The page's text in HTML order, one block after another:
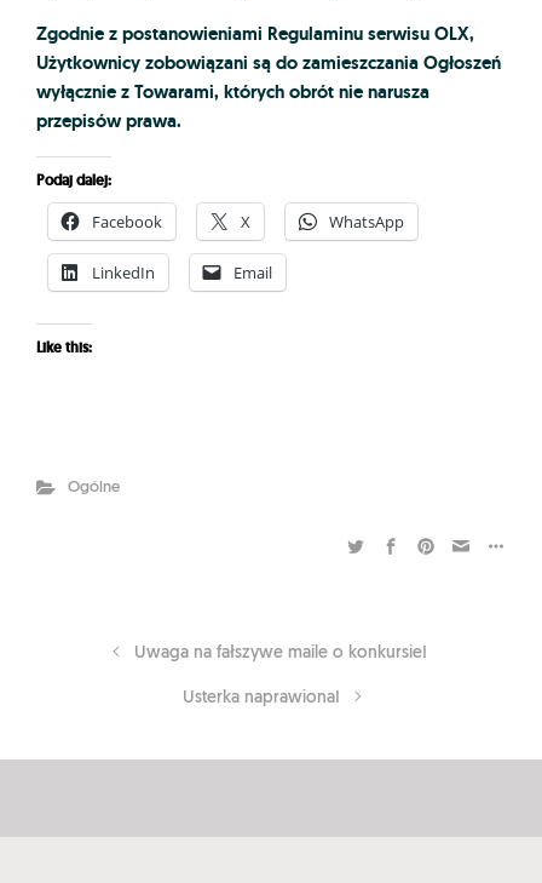
Zgodnie z postanowieniami Regulaminu serwisu OLX,
Użytkownicy zobowiązani są do zamieszczania Ogłoszeń
wyłącznie z Towarami, których obrót nie narusza
przepisów prawa.
Podaj dalej:
Facebook X WhatsApp
LinkedIn Email
Like this:
Ogólne
Uwaga na fałszywe maile o konkursie!
Usterka naprawiona!